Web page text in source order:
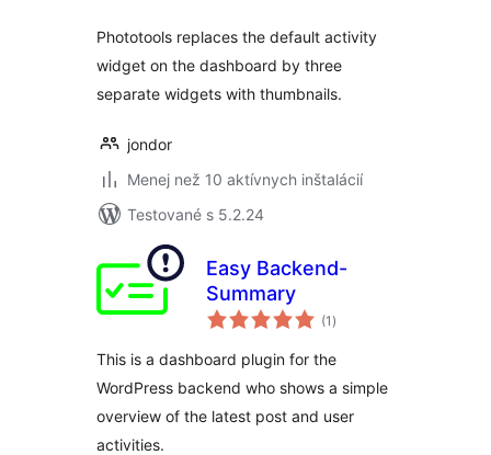
Phototools replaces the default activity
widget on the dashboard by three
separate widgets with thumbnails.
jondor
Menej než 10 aktívnych inštalácií
Testované s 5.2.24
Easy Backend-
Summary
(1 celkové
hodnotenie
)
This is a dashboard plugin for the
WordPress backend who shows a simple
overview of the latest post and user
activities.